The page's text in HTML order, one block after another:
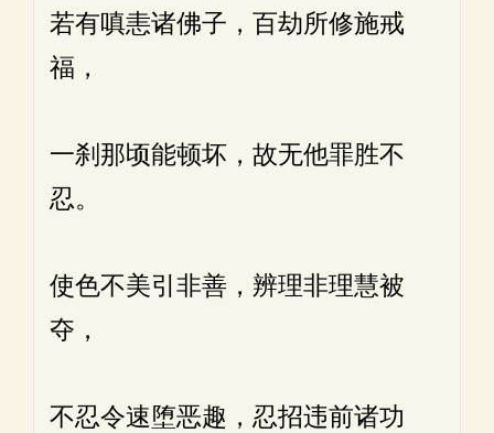
若有嗔恚诸佛子，百劫所修施戒
福，
一刹那顷能顿坏，故无他罪胜不
忍。
使色不美引非善，辨理非理慧被
夺，
不忍令速堕恶趣，忍招违前诸功